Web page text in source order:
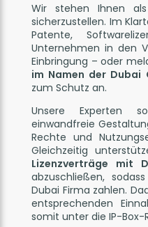
Wir stehen Ihnen
sicherzustellen. Im
Patente,
Unternehmen in den
Einbringung – oder
im Namen der Dubai
zum Schutz an.
Unsere Experten
einwandfreie
Rechte und
Gleichzeitig
Lizenzverträge mit
abzuschließen,
Dubai Firma zahlen.
entsprechenden
somit unter die IP-Box-